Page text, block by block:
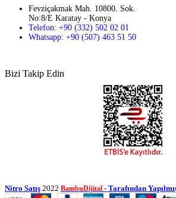
Fevziçakmak Mah. 10800. Sok.
No:8/E Karatay - Konya
Telefon: +90 (332) 502 02 01
Whatsapp: +90 (507) 463 51 50
Bizi Takip Edin
Nitro Satış 2022 BambuDijital - Tarafından